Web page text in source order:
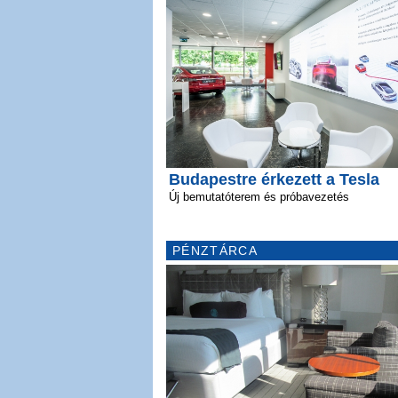
Budapestre érkezett a Tesla
Új bemutatóterem és próbavezetés
PÉNZTÁRCA